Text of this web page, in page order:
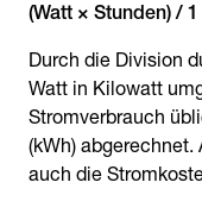
(Watt × Stunden) /
Durch die Division
Watt in Kilowatt
Stromverbrauch
(kWh)
auch die